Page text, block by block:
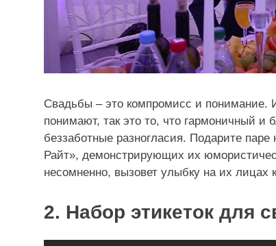
Свадьбы – это компромисс и понимание.
понимают, так это то, что гармоничный и
беззаботные разногласия. Подарите
Райт», демонстрирующих их
несомненно, вызовет улыбку на их лицах
2. Набор этикеток для